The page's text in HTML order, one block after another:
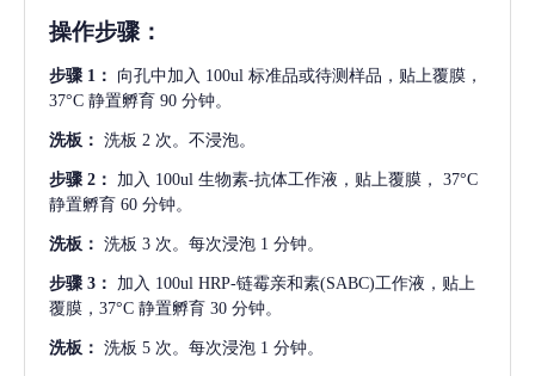
操作步骤：
步骤 1： 向孔中加入 100ul 标准品或待测样品，贴上覆膜，
37°C 静置孵育 90 分钟。
洗板： 洗板 2 次。不浸泡。
步骤 2： 加入 100ul 生物素-抗体工作液，贴上覆膜， 37°C
静置孵育 60 分钟。
洗板： 洗板 3 次。每次浸泡 1 分钟。
步骤 3： 加入 100ul HRP-链霉亲和素(SABC)工作液，贴上
覆膜，37°C 静置孵育 30 分钟。
洗板： 洗板 5 次。每次浸泡 1 分钟。